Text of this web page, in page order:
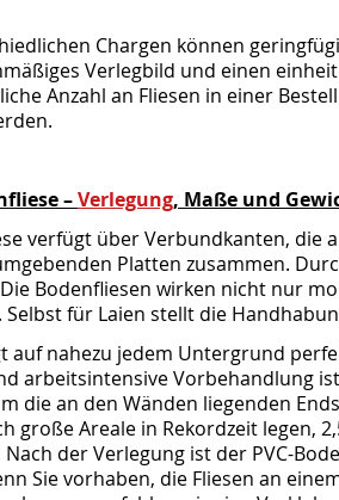
Chargen können
Verlegbild und einen
Anzahl an Fliesen in einer
–Verlegung, Maße und
verfügt über Verbundkanten, die
Platten zusammen.
Bodenfliesen wirken nicht nur
Selbst für Laien stellt die
auf nahezu jedem Untergrund
arbeitsintensive Vorbehandlung
die an den Wänden liegenden
große Areale in Rekordzeit legen,
der Verlegung ist der PVC-
Sie vorhaben, die Fliesen an